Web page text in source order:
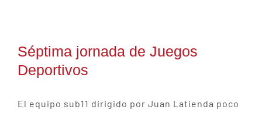
Séptima jornada de Juegos
Deportivos
El equipo sub11 dirigido por Juan Latienda poco